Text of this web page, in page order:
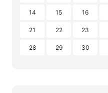
14 15 16
21 22 23
28 29 30